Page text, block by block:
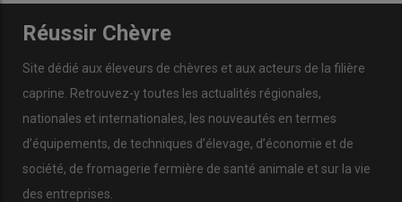
Réussir Chèvre
Site dédié aux éleveurs de chèvres et aux acteurs de la filière
caprine. Retrouvez-y toutes les actualités régionales,
nationales et internationales, les nouveautés en termes
d’équipements, de techniques d’élevage, d’économie et de
société, de fromagerie fermière de santé animale et sur la vie
des entreprises.